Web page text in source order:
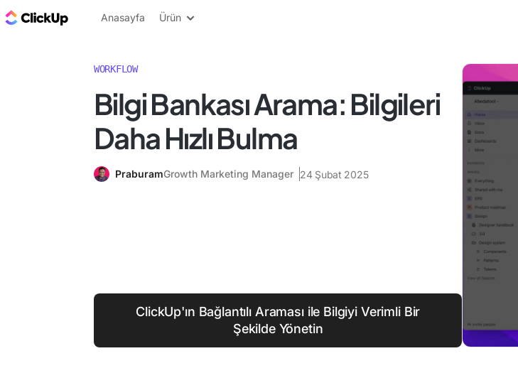
ClickUp Blog
Anasayfa Ürün
WORKFLOW
Bilgi Bankası Arama: Bilgileri
Daha Hızlı Bulma
PraburamGrowth Marketing Manager 24 Şubat 2025
ClickUp'ın Bağlantılı Araması ile Bilgiyi Verimli Bir
Şekilde Yönetin